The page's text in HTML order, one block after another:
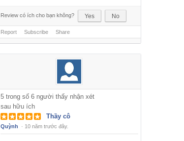
Review có ích cho bạn không? Yes No
Report Subscribe Share
5trong số 6người thấy nhận xét
sau hữu ích
Thầy cô
Quỳnh · 10 năm trước đây.